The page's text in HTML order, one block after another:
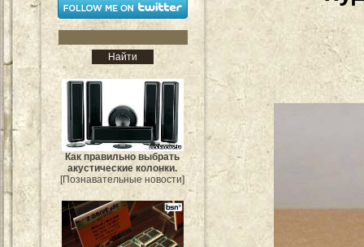
Как правильно выбрать
акустические колонки.
[Познавательные новости]